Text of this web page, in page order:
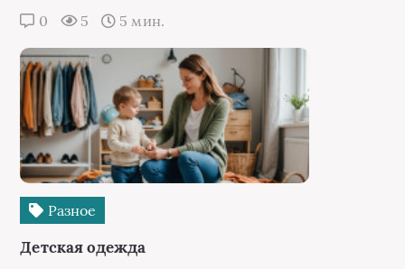
0 5 5 мин.
Разное
Детская одежда